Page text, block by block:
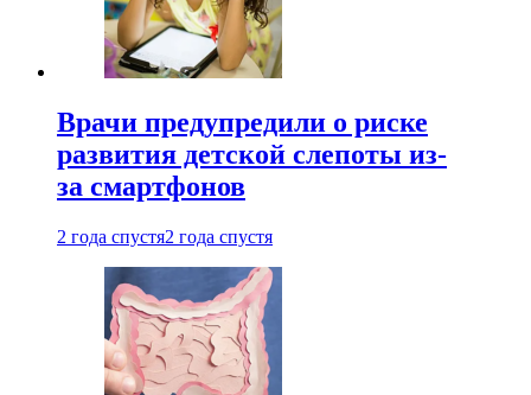
Врачи предупредили о риске
развития детской слепоты из-
за смартфонов
2 года спустя2 года спустя